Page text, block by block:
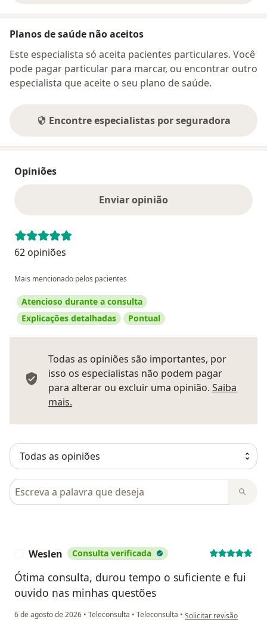
Planos de saúde não aceitos
Este especialista só aceita pacientes particulares. Você
pode pagar particular para marcar, ou encontrar outro
especialista que aceite o seu plano de saúde.
Encontre especialistas por seguradora
Opiniões
Enviar opinião
62 opiniões
Mais mencionado pelos pacientes
Atencioso durante a consulta
Explicações detalhadas
Pontual
Todas as opiniões são importantes, por
isso os especialistas não podem pagar
para alterar ou excluir uma opinião. Saiba
mais.
Pesquisar em opiniões
Weslen Consulta verificada
Ótima consulta, durou tempo o suficiente e fui
ouvido nas minhas questões
6 de agosto de 2026 • Teleconsulta • Teleconsulta • na opinião do utilizador
Solicitar revisão